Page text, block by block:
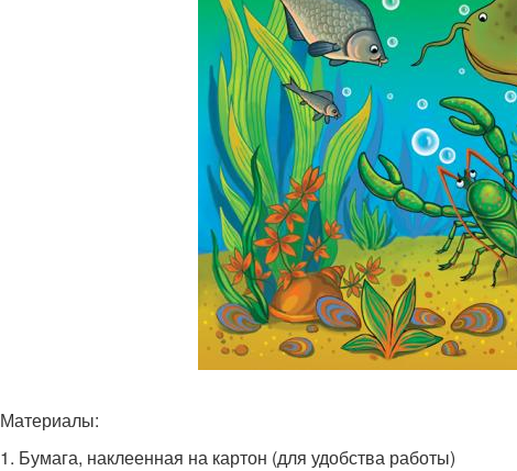
Материалы:
1. Бумага, наклеенная на картон (для удобства работы)